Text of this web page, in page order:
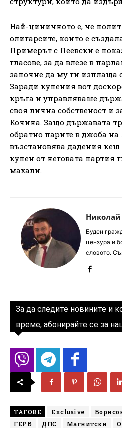
Най-циничното е, че
олигарсите, които е
Примерът с Пеевски е
гласове, за да влезе в
започне да му ги изплаща
Заради купения вот
кръга и управляваше
своя лична собственост и
Кочина. Защо държавата
обратно парите в джоба на
възстановява дадения кеш
купен от неговата партия
махали.
Буден
цензура и
словото.
За да следите новините и
време, абонирайте се за
ТАГОВЕ Exclusive
ГЕРБ
ДПС Магнитски